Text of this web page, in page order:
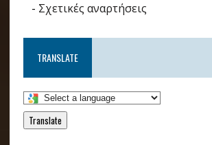
- Σχετικές αναρτήσεις
TRANSLATE
Translate